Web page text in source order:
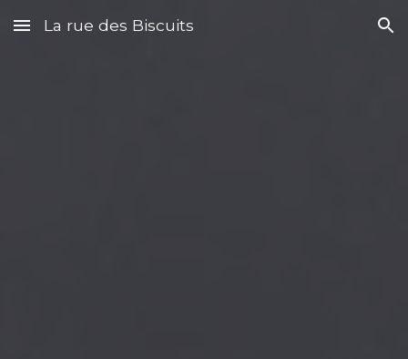
Skip to main content Skip to navigation
La rue des Biscuits